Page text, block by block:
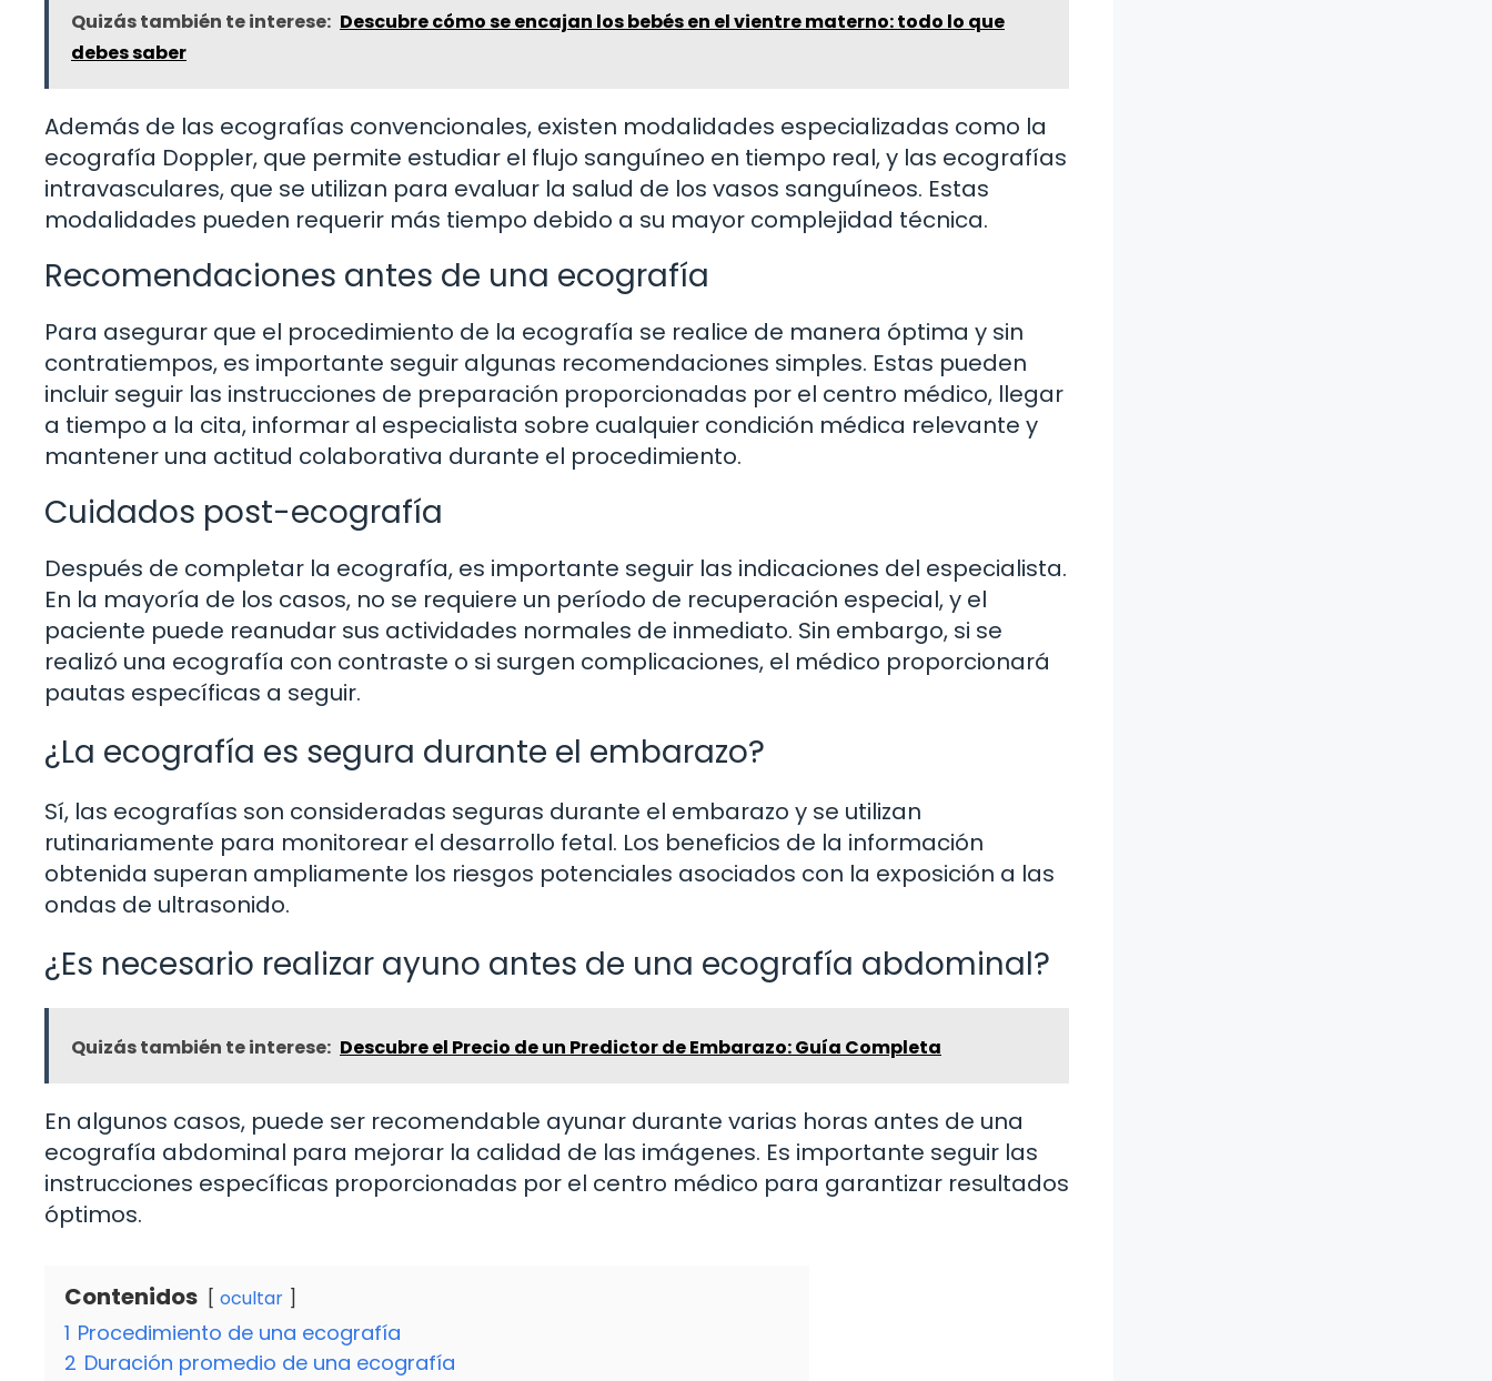
Quizás también te interese: Descubre cómo se encajan los bebés en el vientre materno: todo lo que
debes saber
Además de las ecografías convencionales, existen modalidades especializadas como la
ecografía Doppler, que permite estudiar el flujo sanguíneo en tiempo real, y las ecografías
intravasculares, que se utilizan para evaluar la salud de los vasos sanguíneos. Estas
modalidades pueden requerir más tiempo debido a su mayor complejidad técnica.
Recomendaciones antes de una ecografía
Para asegurar que el procedimiento de la ecografía se realice de manera óptima y sin
contratiempos, es importante seguir algunas recomendaciones simples. Estas pueden
incluir seguir las instrucciones de preparación proporcionadas por el centro médico, llegar
a tiempo a la cita, informar al especialista sobre cualquier condición médica relevante y
mantener una actitud colaborativa durante el procedimiento.
Cuidados post-ecografía
Después de completar la ecografía, es importante seguir las indicaciones del especialista.
En la mayoría de los casos, no se requiere un período de recuperación especial, y el
paciente puede reanudar sus actividades normales de inmediato. Sin embargo, si se
realizó una ecografía con contraste o si surgen complicaciones, el médico proporcionará
pautas específicas a seguir.
¿La ecografía es segura durante el embarazo?
Sí, las ecografías son consideradas seguras durante el embarazo y se utilizan
rutinariamente para monitorear el desarrollo fetal. Los beneficios de la información
obtenida superan ampliamente los riesgos potenciales asociados con la exposición a las
ondas de ultrasonido.
¿Es necesario realizar ayuno antes de una ecografía abdominal?
Quizás también te interese: Descubre el Precio de un Predictor de Embarazo: Guía Completa
En algunos casos, puede ser recomendable ayunar durante varias horas antes de una
ecografía abdominal para mejorar la calidad de las imágenes. Es importante seguir las
instrucciones específicas proporcionadas por el centro médico para garantizar resultados
óptimos.
Contenidos ocultar
1 Procedimiento de una ecografía
2 Duración promedio de una ecografía